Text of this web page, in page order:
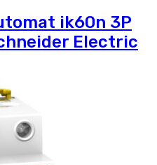
ik60n 3P
Electric